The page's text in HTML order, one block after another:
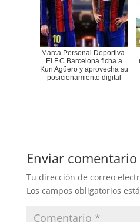
Marca Personal Deportiva.
El F.C Barcelona ficha a
Kun Agüero y aprovecha su
posicionamiento digital
Enviar comentario
Tu dirección de correo
Los campos obligatorios